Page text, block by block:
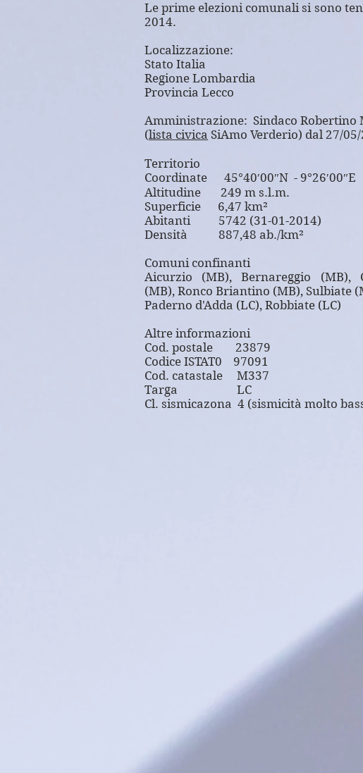
Le prime elezioni comunali si sono
2014.
Localizzazione:
Stato Italia
Regione Lombardia
Provincia Lecco
Amministrazione: Sindaco Robertino
(lista civica SiAmo Verderio) dal 27/
Territorio
Coordinate 45°40′00″N - 9°26′00″E
Altitudine 249 m s.l.m.
Superficie 6,47 km²
Abitanti 5742 (31-01-2014)
Densità 887,48 ab./km²
Comuni confinanti
Aicurzio (MB), Bernareggio (MB),
(MB), Ronco Briantino (MB), Sulbiate
Paderno d'Adda (LC), Robbiate (LC)
Altre informazioni
Cod. postale 23879
Codice ISTAT0 97091
Cod. catastale M337
Targa LC
Cl. sismicazona 4 (sismicità molto